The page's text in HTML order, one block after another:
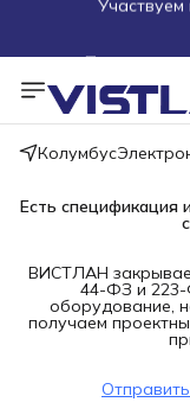
Более 100
Колумбус
Есть спецификация
ВИСТЛАН
44-ФЗ и
оборудование,
получаем